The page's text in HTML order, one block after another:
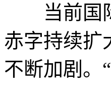
当前国际
赤字持续扩
不断加剧。